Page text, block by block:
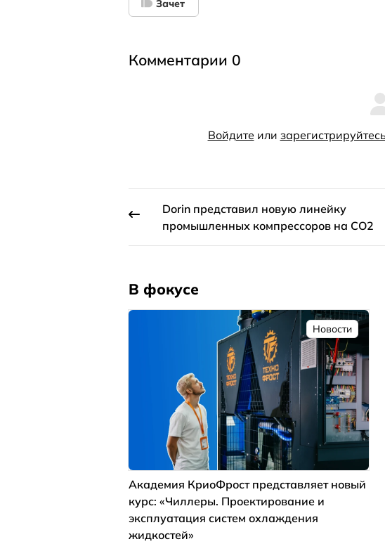
Зачет
Комментарии 0
Войдите или зарегистрируйтесь
Dorin представил новую линейку
промышленных компрессоров на CO2
В фокусе
Новости
Академия КриоФрост представляет новый
курс: «Чиллеры. Проектирование и
эксплуатация систем охлаждения
жидкостей»